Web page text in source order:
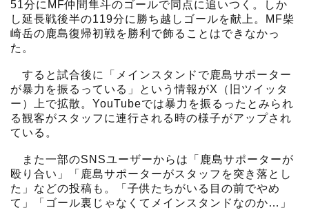
51分にMF仲間隼斗のゴールで同点に追いつく。しか
し延長戦後半の119分に勝ち越しゴールを献上。MF柴
崎岳の鹿島復帰初戦を勝利で飾ることはできなかっ
た。
すると試合後に「メインスタンドで鹿島サポーター
が暴力を振るっている」という情報がX（旧ツイッタ
ー）上で拡散。YouTubeでは暴力を振るったとみられ
る観客がスタッフに連行される時の様子がアップされ
ている。
また一部のSNSユーザーからは「鹿島サポーターが
殴り合い」「鹿島サポーターがスタッフを突き落とし
た」などの投稿も。「子供たちがいる目の前でやめ
て」「ゴール裏じゃなくてメインスタンドなのか…」